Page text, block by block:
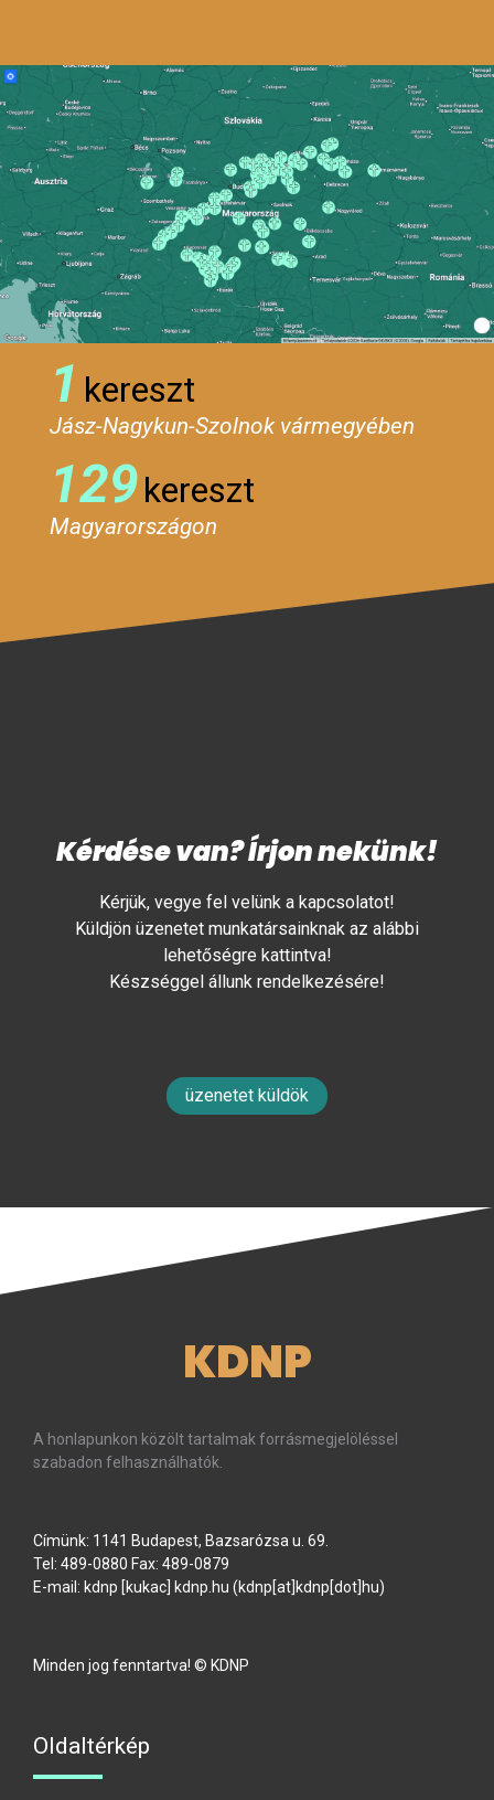
1 kereszt
Jász-Nagykun-Szolnok vármegyében
129kereszt
Magyarországon
Kérdése van? Írjon nekünk!
Kérjük, vegye fel velünk a kapcsolatot!
Küldjön üzenetet munkatársainknak az alábbi
lehetőségre kattintva!
Készséggel állunk rendelkezésére!
üzenetet küldök
KDNP
A honlapunkon közölt tartalmak forrásmegjelöléssel
szabadon felhasználhatók.
Címünk: 1141 Budapest, Bazsarózsa u. 69.
Tel: 489-0880 Fax: 489-0879
E-mail: kdnp [kukac] kdnp hu (kdnp[at]kdnp[dot]hu)
Minden jog fenntartva! © KDNP
Oldaltérkép